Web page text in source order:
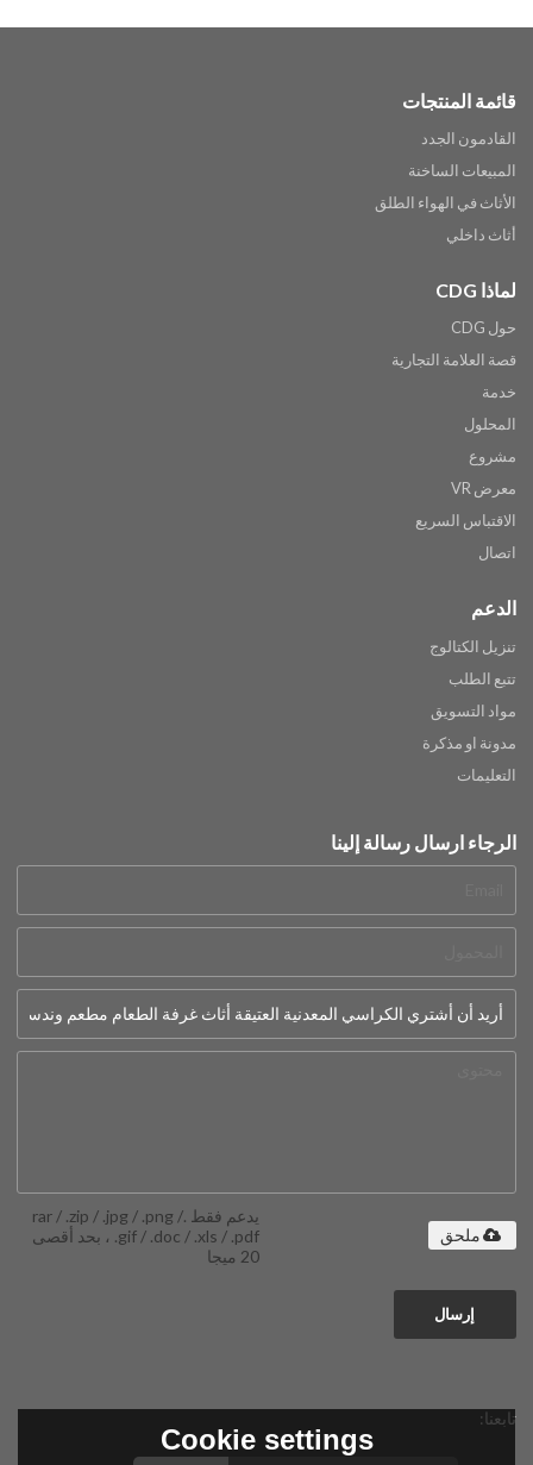
قائمة المنتجات
القادمون الجدد
المبيعات الساخنة
الأثاث في الهواء الطلق
أثاث داخلي
لماذا CDG
حول CDG
قصة العلامة التجارية
خدمة
المحلول
مشروع
معرض VR
الاقتباس السريع
اتصال
الدعم
تنزيل الكتالوج
تتبع الطلب
مواد التسويق
مدونة او مذكرة
التعليمات
الرجاء ارسال رسالة إلينا
يدعم فقط .rar / .zip / .jpg / .png /
.gif / .doc / .xls / .pdf ، بحد أقصى
20 ميجا
ملحق
إرسال
تابعنا:
Cookie settings